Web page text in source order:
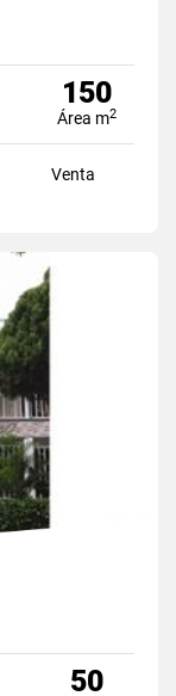
150
Área m2
Venta
50